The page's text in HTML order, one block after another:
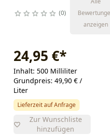
0
anzeigen
24,95 €*
Inhalt: 500 Milliliter
Grundpreis: 49,90 € /
Liter
Lieferzeit auf Anfrage
Zur Wunschliste
hinzufügen